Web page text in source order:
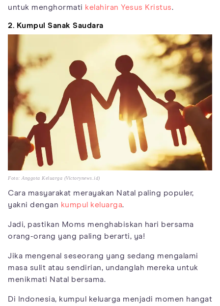
untuk menghormati kelahiran Yesus Kristus.
2. Kumpul Sanak Saudara
Foto: Anggota Keluarga (Victorynews.id)
Cara masyarakat merayakan Natal paling populer,
yakni dengan kumpul keluarga.
Jadi, pastikan Moms menghabiskan hari bersama
orang-orang yang paling berarti, ya!
Jika mengenal seseorang yang sedang mengalami
masa sulit atau sendirian, undanglah mereka untuk
menikmati Natal bersama.
Di Indonesia, kumpul keluarga menjadi momen hangat